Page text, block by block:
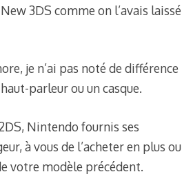
3DS comme on l’avais laissé
je n’ai pas noté de différence
parleur ou un casque.
Nintendo fournis ses
à vous de l’acheter en plus ou
votre modèle précédent.